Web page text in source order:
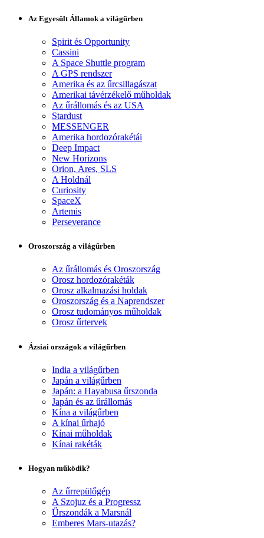
Az Egyesült Államok a világűrben
Spirit és Opportunity
Cassini
A Space Shuttle program
A GPS rendszer
Amerika és az űrcsillagászat
Amerikai távérzékelő műholdak
Az űrállomás és az USA
Stardust
MESSENGER
Amerika hordozórakétái
Deep Impact
New Horizons
Orion, Ares, SLS
A Holdnál
Curiosity
SpaceX
Artemis
Perseverance
Oroszország a világűrben
Az űrállomás és Oroszország
Orosz hordozórakéták
Orosz alkalmazási holdak
Oroszország és a Naprendszer
Orosz tudományos műholdak
Orosz űrtervek
Ázsiai országok a világűrben
India a világűrben
Japán a világűrben
Japán: a Hayabusa űrszonda
Japán és az űrállomás
Kína a világűrben
A kínai űrhajó
Kínai műholdak
Kínai rakéták
Hogyan működik?
Az űrrepülőgép
A Szojuz és a Progressz
Űrszondák a Marsnál
Emberes Mars-utazás?